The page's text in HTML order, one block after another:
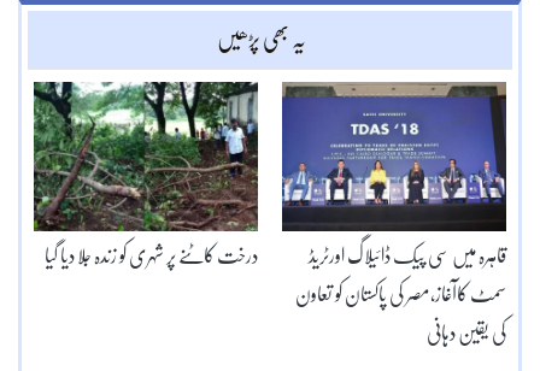
یہ بھی پڑھیں
درخت کاٹنے پر شہری کو زندہ جلا دیا گیا قاہرہ میں سی پیک ڈائیلاگ اورٹریڈ
سمٹ کاآغاز،مصر کی پاکستان کو تعاون
کی یقین دہانی